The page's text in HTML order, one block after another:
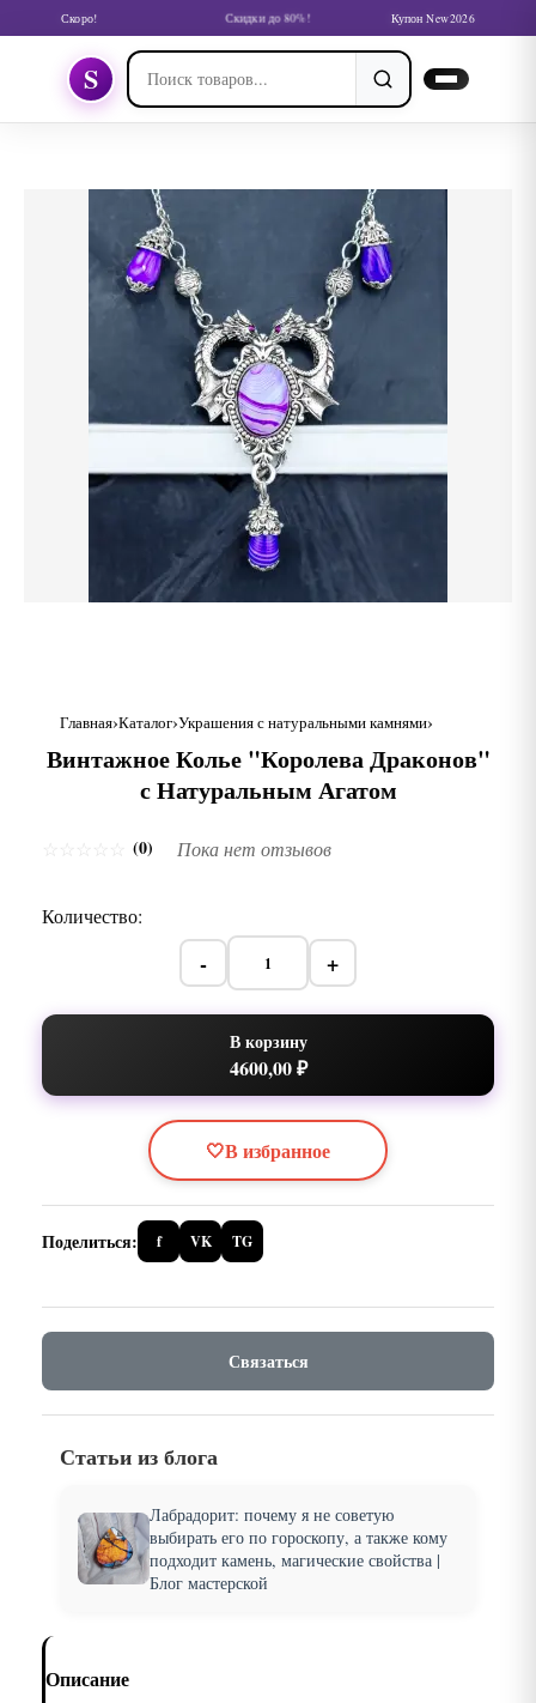
Скоро! Скидки до 80%! Купон New2026
S
Главная Каталог Украшения с натуральными камнями
Винтажное Колье "Королева Драконов"
с Натуральным Агатом
(0) Пока нет отзывов
Количество:
- +
В корзину
4600,00 ₽
🤍В избранное
Поделиться: f VK TG
Связаться
Статьи из блога
Лабрадорит: почему я не советую
выбирать его по гороскопу, а также кому
подходит камень, магические свойства |
Блог мастерской
Описание